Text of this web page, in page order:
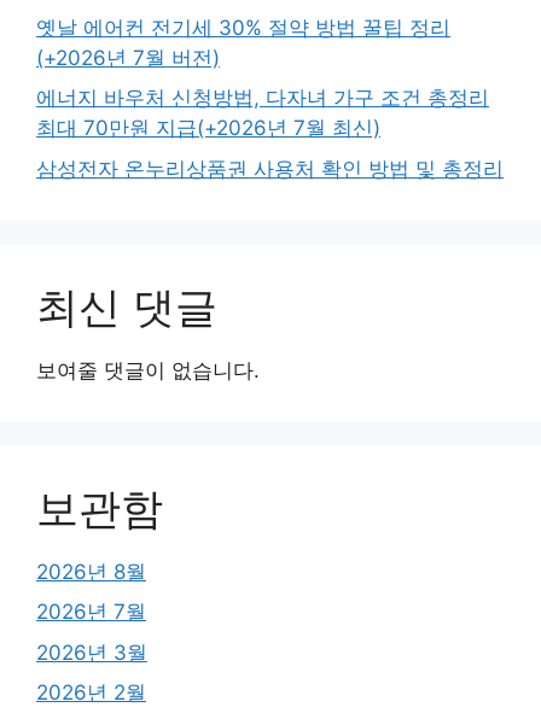
옛날 에어컨 전기세 30% 절약 방법 꿀팁 정리
(+2026년 7월 버전)
에너지 바우처 신청방법, 다자녀 가구 조건 총정리
최대 70만원 지급(+2026년 7월 최신)
삼성전자 온누리상품권 사용처 확인 방법 및 총정리
최신 댓글
보여줄 댓글이 없습니다.
보관함
2026년 8월
2026년 7월
2026년 3월
2026년 2월